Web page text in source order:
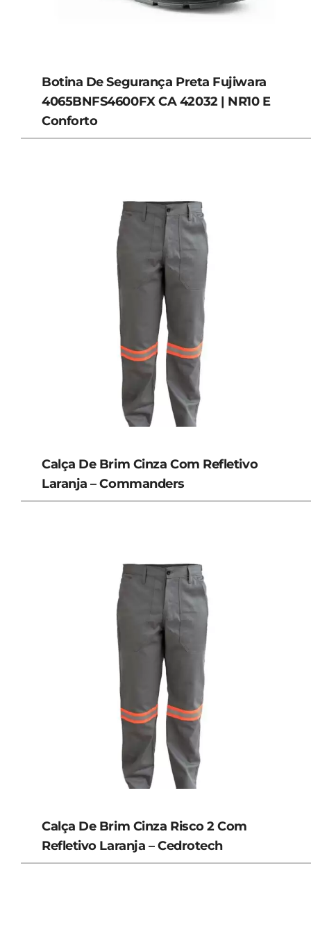
Botina De Segurança Preta Fujiwara
4065BNFS4600FX CA 42032 | NR10 E
Conforto
Calça De Brim Cinza Com Refletivo
Laranja – Commanders
Calça De Brim Cinza Risco 2 Com
Refletivo Laranja – Cedrotech